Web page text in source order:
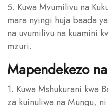
5. Kuwa Mvumilivu na
mara nyingi huja baada
na uvumilivu na kuamini
mzuri.
Mapendekezo
1. Kuwa Mshukurani kwa
za kuinuliwa na Mungu,